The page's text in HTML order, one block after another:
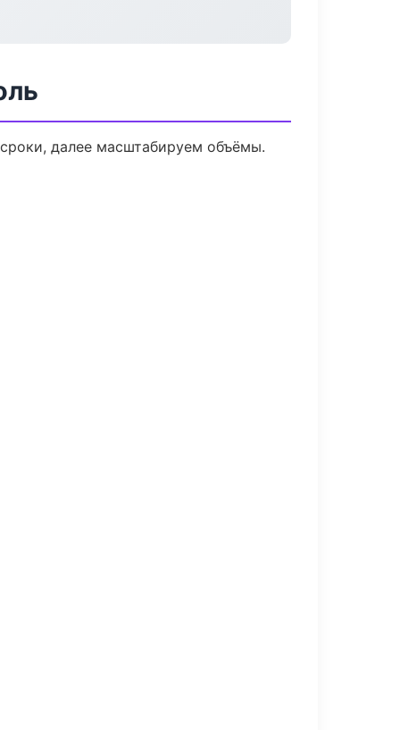
далее масштабируем объёмы.